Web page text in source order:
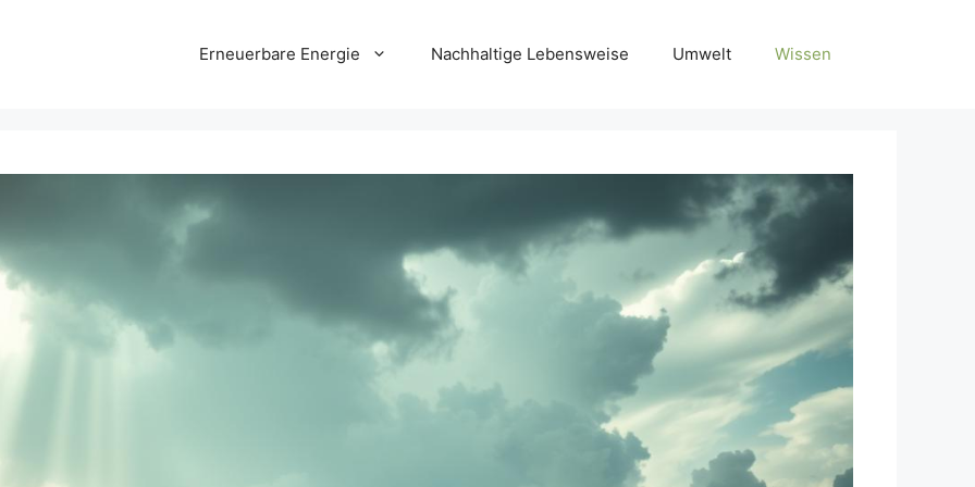
Erneuerbare Energie Nachhaltige Lebensweise Umwelt Wissen